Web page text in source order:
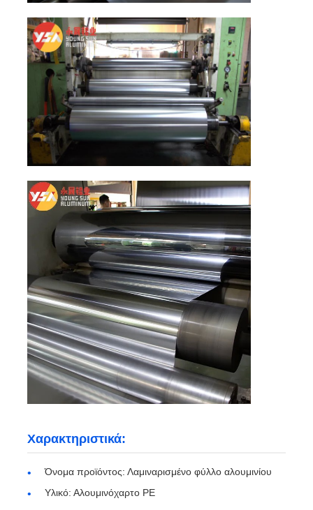
Ειδήσεις
Υποθέσεις
Ζητήστε μια προσφορά
Αλουμινίου
πινακίδα αλουμινίου
Κύκλος αργιλίου
Χρωματικό πηνίο αλουμινίου επικαλυμμένου
σπείρα αλουμινίου
Αποτυπωμένο σε ανάγλυφο αργίλιο
Χαρακτηριστικά:
Όνομα προϊόντος: Λαμιναρισμένο φύλλο αλουμινίου
Υλικό: Αλουμινόχαρτο PE